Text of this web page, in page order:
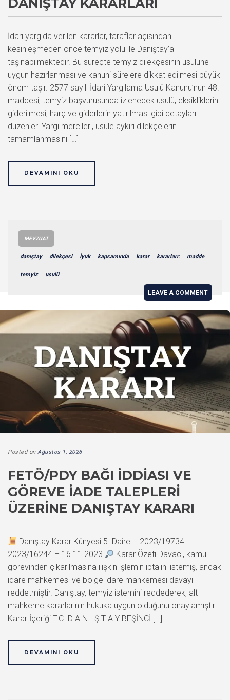
DANIŞTAY KARARLARI
İdari yargıda verilen kararlar, taraflar açısından
kesinleşmeden önce temyiz yolu ile Danıştay’a
taşınabilmektedir. Bu süreçte temyiz dilekçesinin usulüne
uygun hazırlanması ve kanuni sürelere dikkat edilmesi büyük
önem taşır. 2577 sayılı İdari Yargılama Usulü Kanunu’nun 48.
maddesi, temyiz başvurusunda izlenecek usulü, eksikliklerin
giderilmesi, harç ve giderlerin yatırılması gibi detayları
düzenler. Yargı mercileri, usule aykırı dilekçelerin
tamamlanmasını […]
DEVAMINI OKU
MEVZUAT
danıştay dilekçesi İyuk kapsamında karar kararları: madde
temyiz usulü
LEAVE A COMMENT
Posted on Ağustos 1, 2026
FETÖ/PDY BAĞI İDDIASI VE
GÖREVE İADE TALEPLERI
ÜZERINE DANIŞTAY KARARI
Danıştay Karar Künyesi 5. Daire – 2023/19734 –
2023/16244 – 16.11.2023
Karar Özeti Davacı, kamu
görevinden çıkarılmasına ilişkin işlemin iptalini istemiş, ancak
idare mahkemesi ve bölge idare mahkemesi davayı
reddetmiştir. Danıştay, temyiz istemini reddederek, alt
mahkeme kararlarının hukuka uygun olduğunu onaylamıştır.
Karar İçeriği T.C. D A N I Ş T A Y BEŞİNCİ […]
DEVAMINI OKU